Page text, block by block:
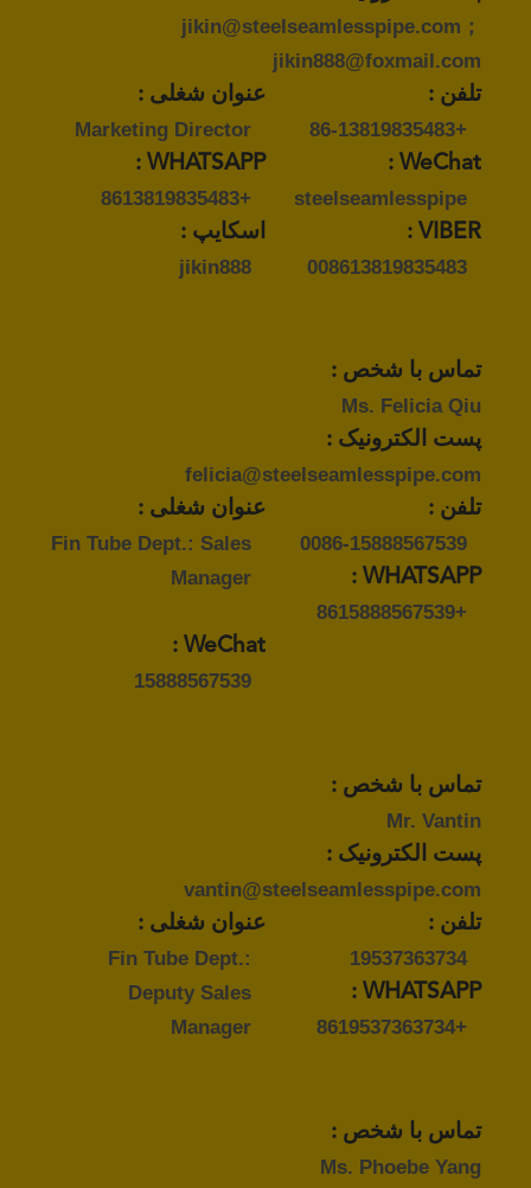
jikin@steelseamlesspipe.com；
jikin888@foxmail.com
عنوان شغلی :
Marketing Director
تلفن :
+86-13819835483
WHATSAPP :
+8613819835483
WeChat :
steelseamlesspipe
اسکایپ :
jikin888
VIBER :
008613819835483
تماس با شخص :
Ms. Felicia Qiu
پست الکترونیک :
felicia@steelseamlesspipe.com
عنوان شغلی :
Fin Tube Dept.: Sales
Manager
تلفن :
0086-15888567539
WHATSAPP :
+8615888567539
WeChat :
15888567539
تماس با شخص :
Mr. Vantin
پست الکترونیک :
vantin@steelseamlesspipe.com
عنوان شغلی :
Fin Tube Dept.:
Deputy Sales
Manager
تلفن :
19537363734
WHATSAPP :
+8619537363734
تماس با شخص :
Ms. Phoebe Yang